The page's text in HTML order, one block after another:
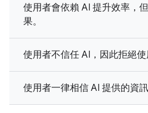
使用者會依賴 AI 提升效率，
果。
使用者不信任 AI，因此拒絕使
使用者一律相信 AI 提供的資訊